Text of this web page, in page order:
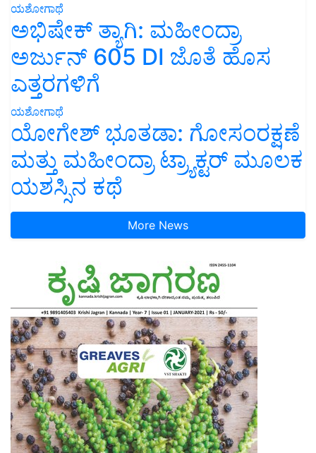
ಯಶೋಗಾಥೆ
ಅಭಿಷೇಕ್ ತ್ಯಾಗಿ: ಮಹೀಂದ್ರಾ
ಅರ್ಜುನ್ 605 DI ಜೊತೆ ಹೊಸ
ಎತ್ತರಗಳಿಗೆ
ಯಶೋಗಾಥೆ
ಯೋಗೇಶ್ ಭೂತಡಾ: ಗೋಸಂರಕ್ಷಣೆ
ಮತ್ತು ಮಹೀಂದ್ರಾ ಟ್ರ್ಯಾಕ್ಟರ್ ಮೂಲಕ
ಯಶಸ್ಸಿನ ಕಥೆ
More News